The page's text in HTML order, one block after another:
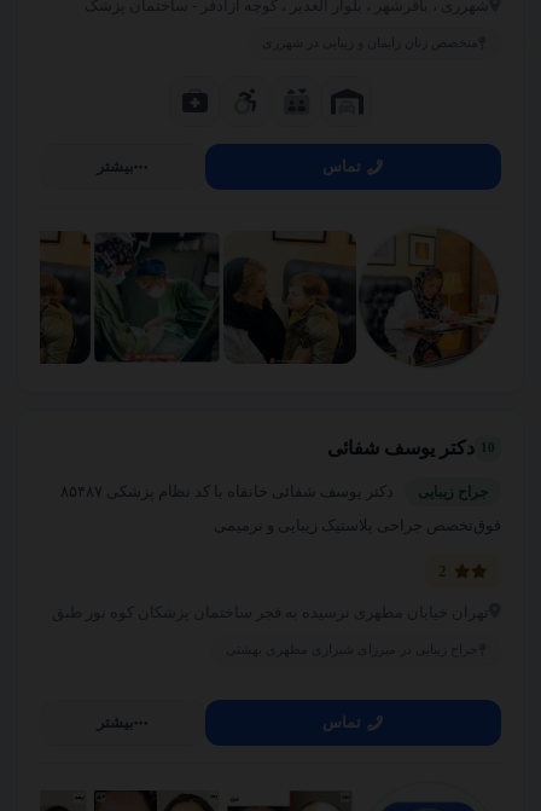
تماس بیشتر
10 دکتر یوسف شفائی
جراح زیبایی
دکتر یوسف شفائی خانقاه با کد نظام پزشکی ۸۵۴۸۷
فوق‌تخصص جراحی پلاستیک زیبایی و ترمیمی
تماس بیشتر